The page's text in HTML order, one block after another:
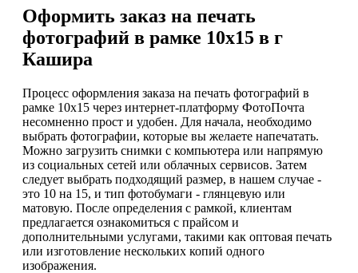
Оформить заказ на печать
фотографий в рамке 10х15 в г
Кашира
Процесс оформления заказа на печать фотографий в
рамке 10х15 через интернет-платформу ФотоПочта
несомненно прост и удобен. Для начала, необходимо
выбрать фотографии, которые вы желаете напечатать.
Можно загрузить снимки с компьютера или напрямую
из социальных сетей или облачных сервисов. Затем
следует выбрать подходящий размер, в нашем случае -
это 10 на 15, и тип фотобумаги - глянцевую или
матовую. После определения с рамкой, клиентам
предлагается ознакомиться с прайсом и
дополнительными услугами, такими как оптовая печать
или изготовление нескольких копий одного
изображения.